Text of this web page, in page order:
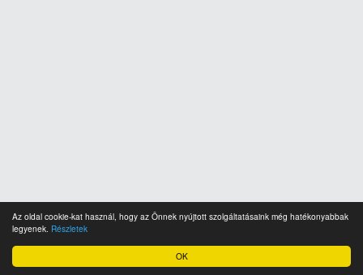
OK
Az oldal cookie-kat használ, hogy az Önnek nyújtott szolgáltatásaink még hatékonyabbak
legyenek. Részletek